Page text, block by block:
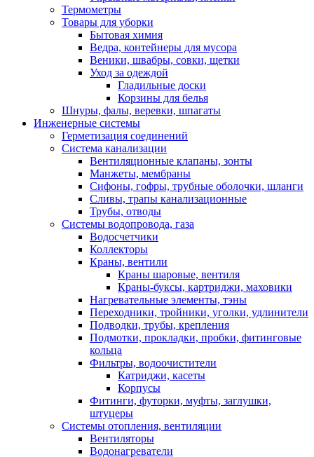
Термометры
Товары для уборки
Бытовая химия
Ведра, контейнеры для мусора
Веники, швабры, совки, щетки
Уход за одеждой
Гладильные доски
Корзины для белья
Шнуры, фалы, веревки, шпагаты
Инженерные системы
Герметизация соединений
Система канализации
Вентиляционные клапаны, зонты
Манжеты, мембраны
Сифоны, гофры, трубные оболочки, шланги
Сливы, трапы канализационные
Трубы, отводы
Системы водопровода, газа
Водосчетчики
Коллекторы
Краны, вентили
Краны шаровые, вентиля
Краны-буксы, картриджи, маховики
Нагревательные элементы, тэны
Переходники, тройники, уголки, удлинители
Подводки, трубы, крепления
Подмотки, прокладки, пробки, фитинговые
кольца
Фильтры, водоочистители
Катриджи, касеты
Корпусы
Фитинги, футорки, муфты, заглушки,
штуцеры
Системы отопления, вентиляции
Вентиляторы
Водонагреватели